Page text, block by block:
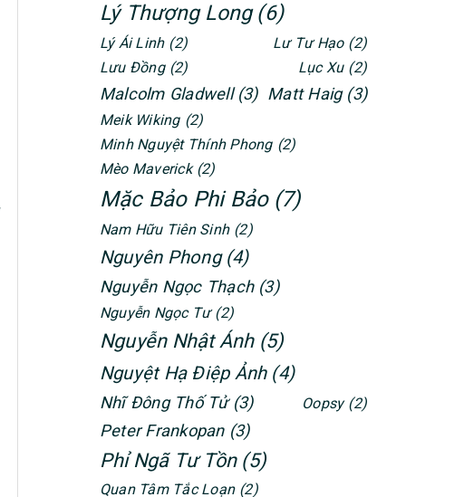
Lý Thượng Long (6)
Lý Ái Linh (2) Lư Tư Hạo (2)
Lưu Đồng (2) Lục Xu (2)
Malcolm Gladwell (3) Matt Haig (3)
Meik Wiking (2)
Minh Nguyệt Thính Phong (2)
Mèo Maverick (2)
Mặc Bảo Phi Bảo (7)
Nam Hữu Tiên Sinh (2)
Nguyên Phong (4)
Nguyễn Ngọc Thạch (3)
Nguyễn Ngọc Tư (2)
Nguyễn Nhật Ánh (5)
Nguyệt Hạ Điệp Ảnh (4)
Nhĩ Đông Thố Tử (3) Oopsy (2)
Peter Frankopan (3)
Phỉ Ngã Tư Tồn (5)
Quan Tâm Tắc Loạn (2)